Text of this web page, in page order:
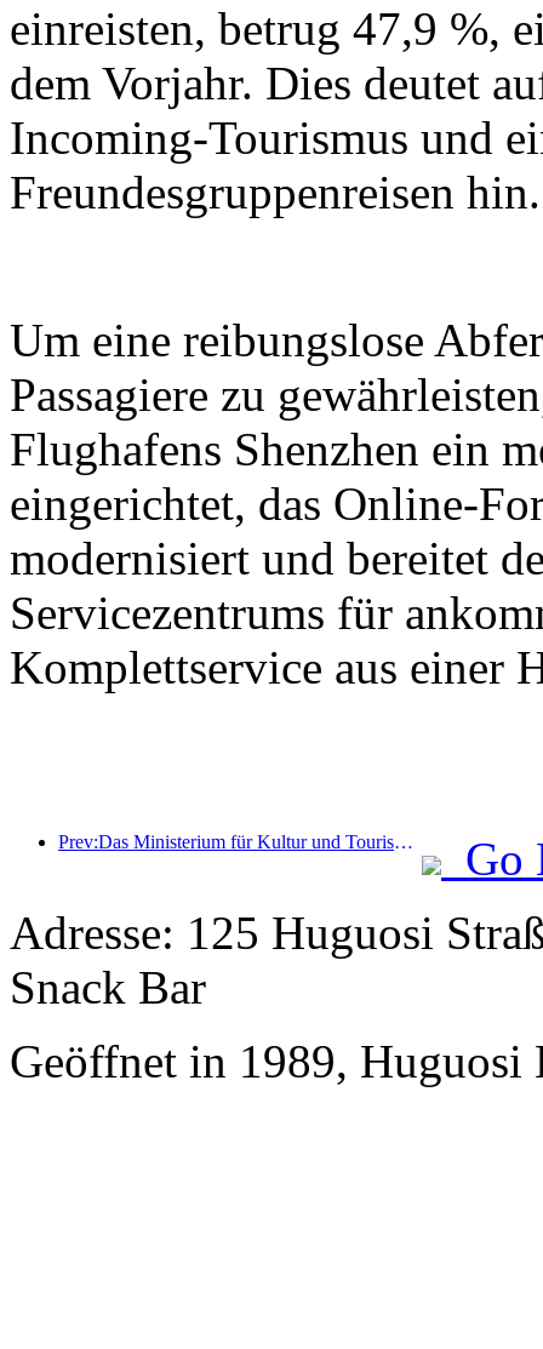
einreisten, betrug 47,9 %,
dem Vorjahr. Dies deutet
Incoming-Tourismus und
Freundesgruppenreisen hin.
Um eine reibungslose
Passagiere zu
Flughafens Shenzhen ein
eingerichtet, das Online-
modernisiert und bereitet
Servicezentrums für
Komplettservice aus einer
Prev:Das Ministerium für Kultur und Tourismus berichtete, dass im Jahr 2025 16.994 Sehenswürdigkeiten der Kategorie A 7,51 Milliarden Besucher empfangen und Tourismuseinnahmen in Höhe von 554,49 Milliarden Yuan generiert haben.
Go
Adresse: 125 Huguosi
Snack Bar
Geöffnet in 1989,